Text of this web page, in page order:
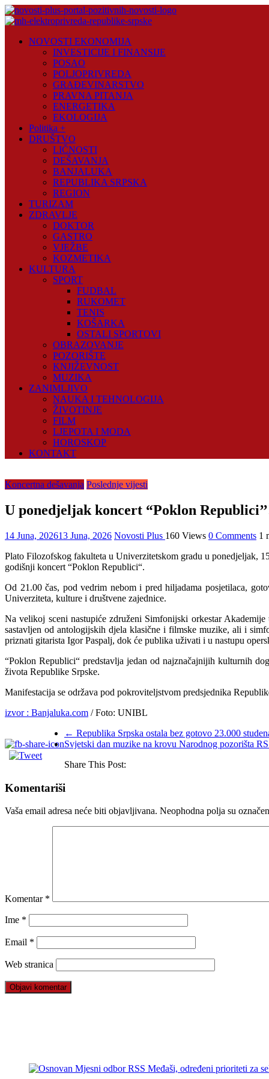
Skip
to
Plus
NOVOSTI EKONOMIJA
INVESTICIJE I FINANSIJE
POSAO
POLJOPRIVREDA
GRAĐEVINARSTVO
PRAVNA PITANJA
ENERGETIKA
EKOLOGIJA
Politika +
DRUŠTVO
LIČNOSTI
DEŠAVANJA
BANJALUKA
REPUBLIKA SRPSKA
REGION
TURIZAM
ZDRAVLJE
DOKTOR
GASTRO
VJEŽBE
KOZMETIKA
KULTURA
SPORT
FUDBAL
RUKOMET
TENIS
KOŠARKA
OSTALI SPORTOVI
OBRAZOVANJE
POZORIŠTE
KNJIŽEVNOST
MUZIKA
ZANIMLJIVO
NAUKA I TEHNOLOGIJA
ŽIVOTINJE
FILM
LJEPOTA I MODA
HOROSKOP
KONTAKT
Koncertna dešavanja Poslednje vijesti
U ponedjeljak koncert “Poklon
14 Juna, 202613 Juna, 2026 Novosti Plus 160 Views 0 Comments 1
Plato Filozofskog fakulteta u Univerzitetskom gradu u ponedjeljak,
godišnji koncert “Poklon Republici“.
Od 21.00 čas, pod vedrim nebom i pred hiljadama posjetilaca,
Univerziteta, kulture i društvene zajednice.
Na velikoj sceni nastupiće združeni Simfonijski orkestar
sastavljen od antologijskih djela klasične i filmske muzike, ali i
priznati gitarista Igor Paspalj, dok će publika uživati i u nastupu
“Poklon Republici“ predstavlja jedan od najznačajnijih kulturnih
života Republike Srpske.
Manifestacija se održava pod pokroviteljstvom predsjednika
izvor : Banjaluka.com / Foto: UNIBL
← Republika Srpska ostala bez gotovo 23.000
Svjetski dan muzike na krovu Narodnog pozorišta
Share This Post:
Komentariši
Vaša email adresa neće biti objavljivana. Neophodna polja su
Komentar *
Ime *
Email *
Web stranica